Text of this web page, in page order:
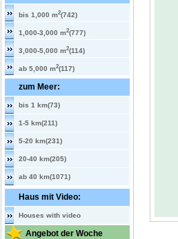
bis 1,000 m2(742)
1,000-3,000 m2(777)
3,000-5,000 m2(114)
ab 5,000 m2(117)
zum Meer:
bis 1 km(73)
1-5 km(211)
5-20 km(231)
20-40 km(205)
ab 40 km(1071)
Haus mit Video:
Houses with video
Angebot der Woche